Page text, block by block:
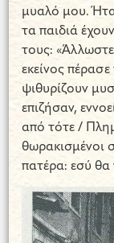
μυαλό μου.
τα παιδιά
τους:
εκείνος
ψιθυρίζουν
επιζήσαν,
από τότε /
θωρακισμένοι
πατέρα: εσύ θα